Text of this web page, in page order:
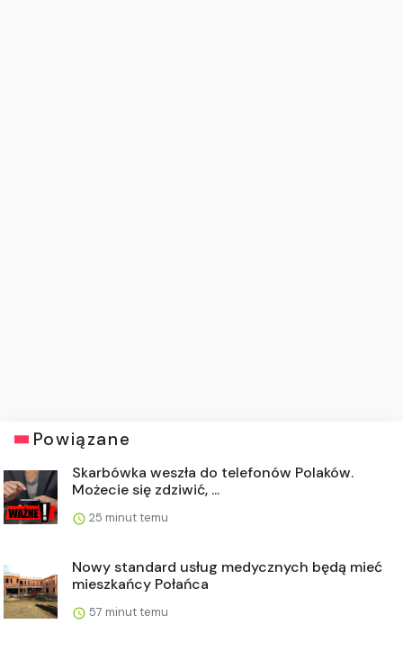
Powiązane
Skarbówka weszła do telefonów Polaków.
Możecie się zdziwić, ...
25 minut temu
Nowy standard usług medycznych będą mieć
mieszkańcy Połańca
57 minut temu